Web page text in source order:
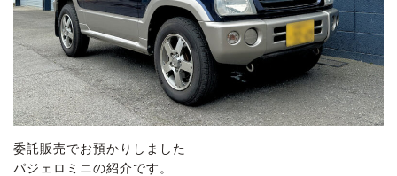
委託販売でお預かりしました
パジェロミニの紹介です。